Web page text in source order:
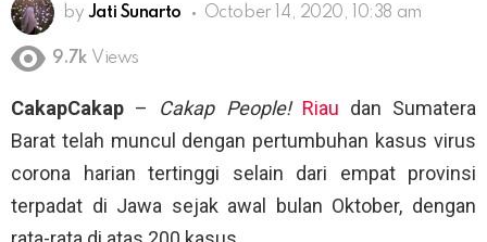
by Jati Sunarto October 14, 2020, 10:38 am
9.7k Views
CakapCakap – Cakap People! Riau dan Sumatera
Barat telah muncul dengan pertumbuhan kasus virus
corona harian tertinggi selain dari empat provinsi
terpadat di Jawa sejak awal bulan Oktober, dengan